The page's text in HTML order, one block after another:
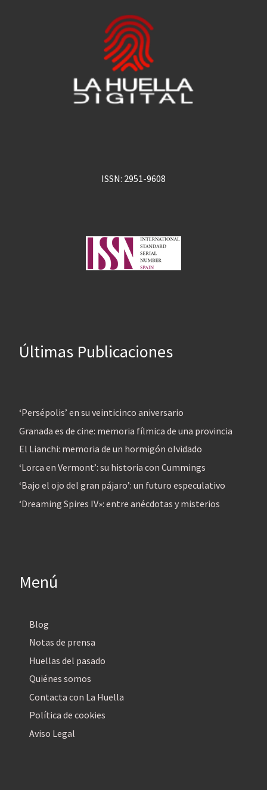
ISSN: 2951-9608
Últimas Publicaciones
‘Persépolis’ en su veinticinco aniversario
Granada es de cine: memoria fílmica de una provincia
El Lianchi: memoria de un hormigón olvidado
‘Lorca en Vermont’: su historia con Cummings
‘Bajo el ojo del gran pájaro’: un futuro especulativo
‘Dreaming Spires IV»: entre anécdotas y misterios
Menú
Blog
Notas de prensa
Huellas del pasado
Quiénes somos
Contacta con La Huella
Política de cookies
Aviso Legal